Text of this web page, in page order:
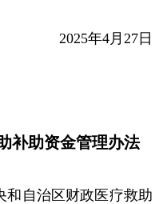
2025年4月27日
补助资金管理办法
自治区财政医疗救助